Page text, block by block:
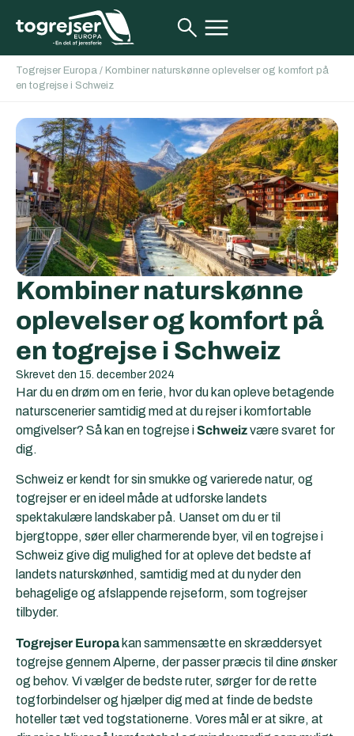
Togrejser Europa / Kombiner naturskønne oplevelser og komfort på
en togrejse i Schweiz
Kombiner naturskønne
oplevelser og komfort på
en togrejse i Schweiz
Skrevet den 15. december 2024
Har du en drøm om en ferie, hvor du kan opleve betagende
naturscenerier samtidig med at du rejser i komfortable
omgivelser? Så kan en togrejse iSchweizvære svaret for
dig.
Schweiz er kendt for sin smukke og varierede natur, og
togrejser er en ideel måde at udforske landets
spektakulære landskaber på. Uanset om du er til
bjergtoppe, søer eller charmerende byer, vil en togrejse i
Schweiz give dig mulighed for at opleve det bedste af
landets naturskønhed, samtidig med at du nyder den
behagelige og afslappende rejseform, som togrejser
tilbyder.
Togrejser Europakan sammensætte en skræddersyet
togrejse gennem Alperne, der passer præcis til dine ønsker
og behov. Vi vælger de bedste ruter, sørger for de rette
togforbindelser og hjælper dig med at finde de bedste
hoteller tæt ved togstationerne. Vores mål er at sikre, at